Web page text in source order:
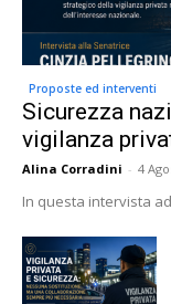
Proposte ed interventi
Sicurezza
vigilanza
Alina Corradini - 4
In questa intervista